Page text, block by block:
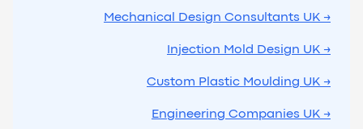
→ Mechanical Design Consultants UK
→ Injection Mold Design UK
→ Custom Plastic Moulding UK
→ Engineering Companies UK